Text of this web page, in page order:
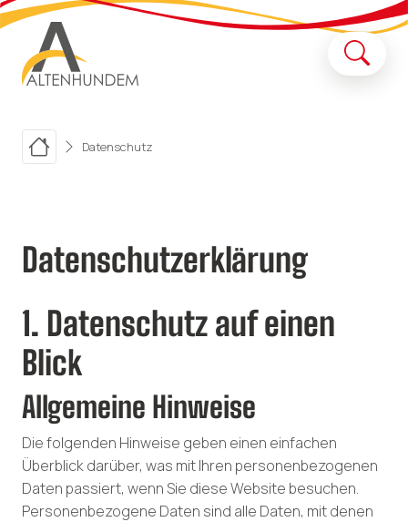
Datenschutz
Datenschutz­erklärung
1. Datenschutz auf einen
Blick
Allgemeine Hinweise
Die folgenden Hinweise geben einen einfachen
Überblick darüber, was mit Ihren personenbezogenen
Daten passiert, wenn Sie diese Website besuchen.
Personenbezogene Daten sind alle Daten, mit denen